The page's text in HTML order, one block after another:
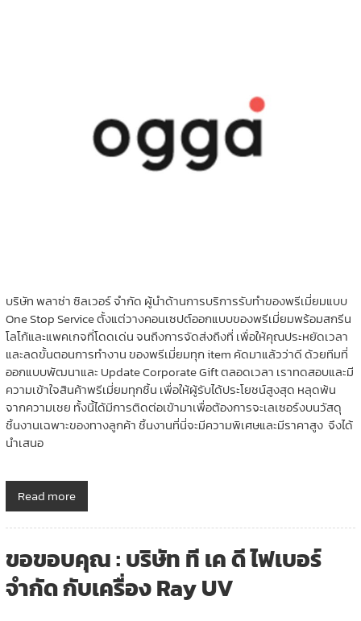
บริษัท พลาซ่า ซิลเวอร์ จำกัด ผู้นำด้านการบริการรับทำของพรีเมี่ยมแบบ
One Stop Service ตั้งแต่วางคอนเซปต์ออกแบบของพรีเมี่ยมพร้อมสกรีน
โลโก้และแพคเกจที่โดดเด่น จนถึงการจัดส่งถึงที่ เพื่อให้คุณประหยัดเวลา
และลดขั้นตอนการทำงาน ของพรีเมี่ยมทุก item คัดมาแล้วว่าดี ด้วยทีมที่
ออกแบบพัฒนาและ Update Corporate Gift ตลอดเวลา เราทดสอบและมี
ความเข้าใจสินค้าพรีเมี่ยมทุกชิ้น เพื่อให้ผู้รับได้ประโยชน์สูงสุด หลุดพ้น
จากความเชย ทั้งนี้ได้มีการติดต่อเข้ามาเพื่อต้องการจะเลเซอร์งบนวัสดุ
ชิ้นงานเฉพาะของทางลูกค้า ชิ้นงานที่นี่จะมีความพิเศษและมีราคาสูง จึงได้
นำเสนอ
Read more
ขอขอบคุณ : บริษัท ที เค ดี ไฟเบอร์
จำกัด กับเครื่อง Ray UV